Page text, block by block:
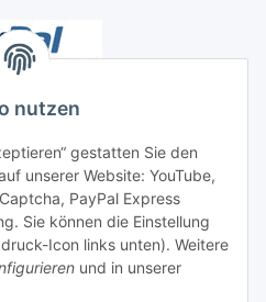
nutzen
gestatten Sie den
unserer Website: YouTube,
PayPal Express
Sie können die Einstellung
Icon links unten). Weitere
und in unserer